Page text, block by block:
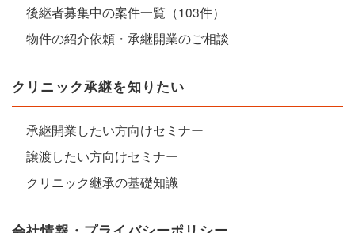
後継者募集中の案件一覧（103件）
物件の紹介依頼・承継開業のご相談
クリニック承継を知りたい
承継開業したい方向けセミナー
譲渡したい方向けセミナー
クリニック継承の基礎知識